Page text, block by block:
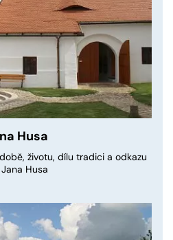
Husa
životu, dílu tradici a odkazu
Husa